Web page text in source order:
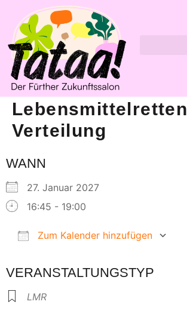
Lebensmittelretten
Verteilung
WANN
27. Januar 2027
16:45 - 19:00
Zum Kalender hinzufügen
VERANSTALTUNGSTYP
LMR